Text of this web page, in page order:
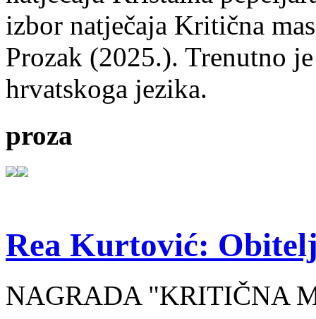
izbor natječaja Kritična
Prozak (2025.). Trenutno
hrvatskoga jezika.
proza
Rea Kurtović:
NAGRADA "KRITIČNA